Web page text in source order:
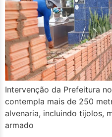
Intervenção da Prefeitura
contempla mais de 250
alvenaria, incluindo tijolos,
armado